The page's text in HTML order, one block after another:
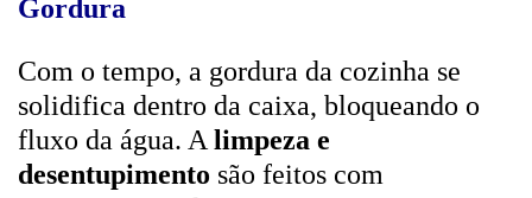
Gordura
Com o tempo, a gordura da cozinha se
solidifica dentro da caixa, bloqueando o
fluxo da água. A limpeza e
desentupimento são feitos com